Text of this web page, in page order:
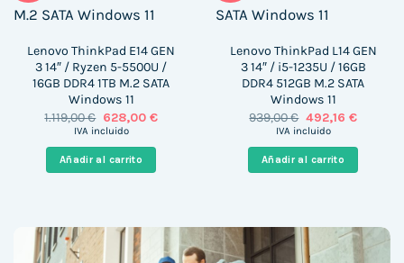
Lenovo ThinkPad E14 GEN
3 14″ / Ryzen 5-5500U /
16GB DDR4 1TB M.2 SATA
Windows 11
1.119,00€ El
precio
era:
1.119,00 €.
628,00 €El
IVA incluido
Añadir al carrito
Lenovo ThinkPad L14 GEN
3 14″ / i5-1235U / 16GB
DDR4 512GB M.2 SATA
Windows 11
939,00€ El
precio
era:
939,00 €.
492,16 €El
es:
492,16
IVA incluido
Añadir al carrito